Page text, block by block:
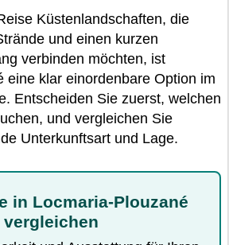
Küstenlandschaften, die
und einen kurzen
verbinden möchten, ist
eine klar einordenbare Option im
Entscheiden Sie zuerst, welchen
und vergleichen Sie
Unterkunftsart und Lage.
in Locmaria-Plouzané
vergleichen